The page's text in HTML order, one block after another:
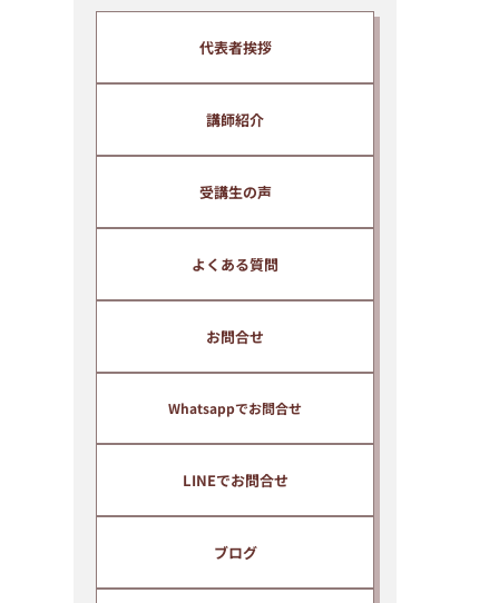
クールプライバシーポリシーのも
と厳重に管理いたします。
※ yahoo、hotmail などのフリー
ールアドレスを推奨いたします。
※ ご入力いただいたメールアドレ
されます。
メールマガジンでは、インドネシ
配信解除はいつでもご自身で簡単
に行うことができます。
代表者挨拶
講師紹介
受講生の声
よくある質問
お問合せ
Whatsappでお問合せ
LINEでお問合せ
ブログ